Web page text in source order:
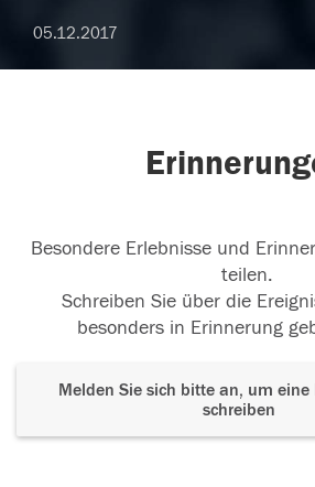
05.12.2017
Besondere Erlebnisse und
teilen.
Schreiben Sie über die
besonders in Erinnerung
Melden Sie sich bitte an, um eine
schreiben